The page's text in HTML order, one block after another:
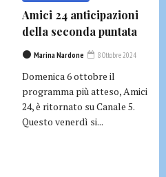
Amici 24 anticipazioni
della seconda puntata
Marina Nardone 8 Ottobre 2024
Domenica 6 ottobre il
programma più atteso, Amici
24, è ritornato su Canale 5.
Questo venerdì si...